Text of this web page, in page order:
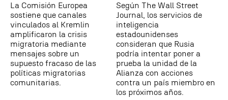
La Comisión Europea
sostiene que canales
vinculados al Kremlin
amplificaron la crisis
migratoria mediante
mensajes sobre un
supuesto fracaso de las
políticas migratorias
comunitarias.
Según The Wall Street
Journal, los servicios de
inteligencia
estadounidenses
consideran que Rusia
podría intentar poner a
prueba la unidad de la
Alianza con acciones
contra un país miembro en
los próximos años.